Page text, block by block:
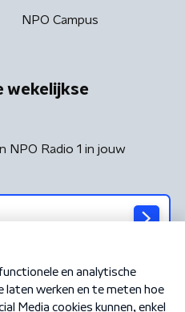
NPO Campus
wekelijkse
NPO Radio 1 in jouw